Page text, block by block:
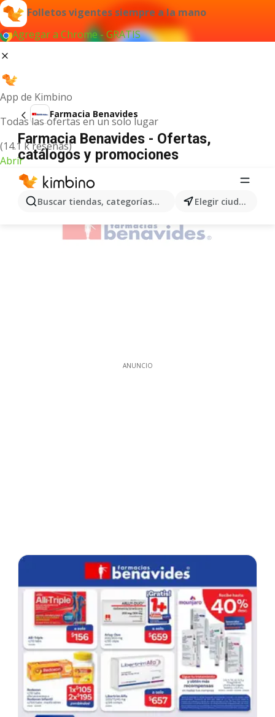
Folletos vigentes siempre a la mano
Agregar a Chrome - GRATIS
App de Kimbino
Todas las ofertas en un solo lugar
(14.1 k reseñas)
Abrir
Buscar tiendas, categorías, productos... Elegir ciudad
Farmacia Benavides
Farmacia Benavides - Ofertas,
catálogos y promociones
ANUNCIO